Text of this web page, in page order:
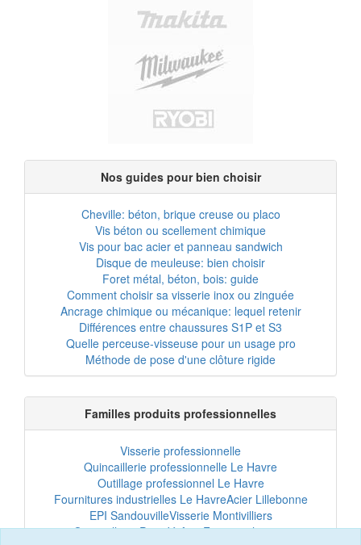
Nos guides pour bien choisir
Cheville: béton, brique creuse ou placo
Vis béton ou scellement chimique
Vis pour bac acier et panneau sandwich
Disque de meuleuse: bien choisir
Foret métal, béton, bois: guide
Comment choisir sa visserie inox ou zinguée
Ancrage chimique ou mécanique: lequel retenir
Différences entre chaussures S1P et S3
Quelle perceuse-visseuse pour un usage pro
Méthode de pose d'une clôture rigide
Familles produits professionnelles
Visserie professionnelle
Quincaillerie professionnelle Le Havre
Outillage professionnel Le Havre
Fournitures industrielles Le HavreAcier Lillebonne
EPI SandouvilleVisserie Montivilliers
Quincaillerie Port-JérômeFixation chantier